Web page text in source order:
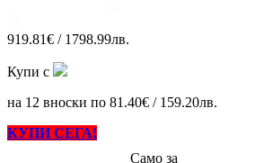
919.81€ / 1798.99лв.
Купи с
на 12 вноски по 81.40€ / 159.20лв.
КУПИ СЕГА!
Само за